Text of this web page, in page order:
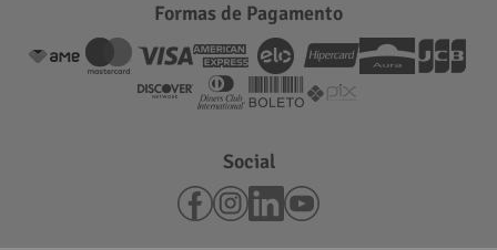
Formas de Pagamento
Social